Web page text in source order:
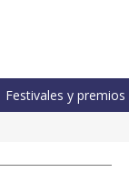
Festivales y premios